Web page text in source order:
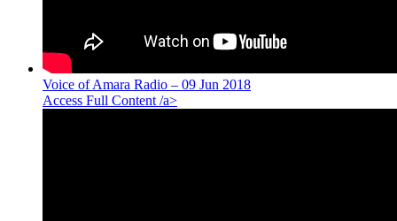
Voice of Amara Radio – 09 Jun 2018
Access Full Content /a>